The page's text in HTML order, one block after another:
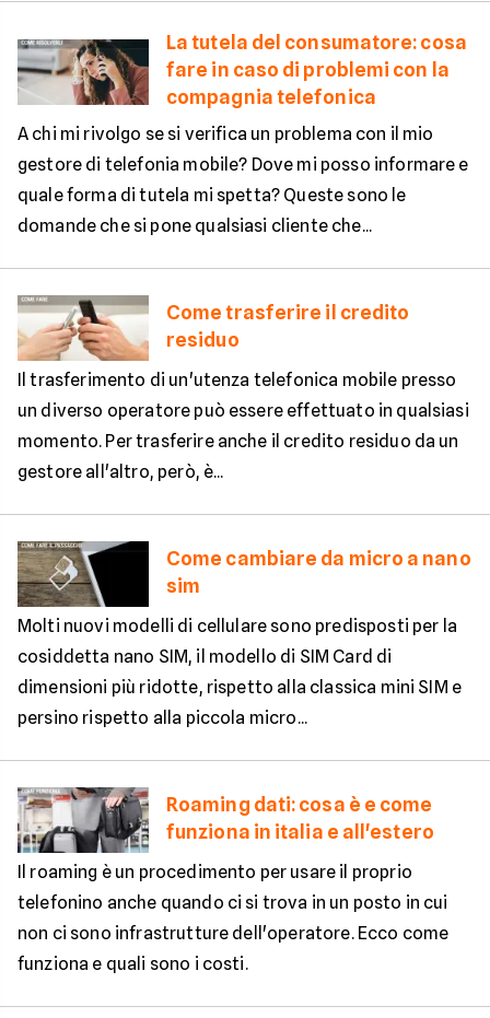
La tutela del consumatore: cosa
fare in caso di problemi con la
compagnia telefonica
A chi mi rivolgo se si verifica un problema con il mio
gestore di telefonia mobile? Dove mi posso informare e
quale forma di tutela mi spetta? Queste sono le
domande che si pone qualsiasi cliente che...
Come trasferire il credito
residuo
Il trasferimento di un'utenza telefonica mobile presso
un diverso operatore può essere effettuato in qualsiasi
momento. Per trasferire anche il credito residuo da un
gestore all'altro, però, è...
Come cambiare da micro a nano
sim
Molti nuovi modelli di cellulare sono predisposti per la
cosiddetta nano SIM, il modello di SIM Card di
dimensioni più ridotte, rispetto alla classica mini SIM e
persino rispetto alla piccola micro...
Roaming dati: cosa è e come
funziona in italia e all'estero
Il roaming è un procedimento per usare il proprio
telefonino anche quando ci si trova in un posto in cui
non ci sono infrastrutture dell'operatore. Ecco come
funziona e quali sono i costi.